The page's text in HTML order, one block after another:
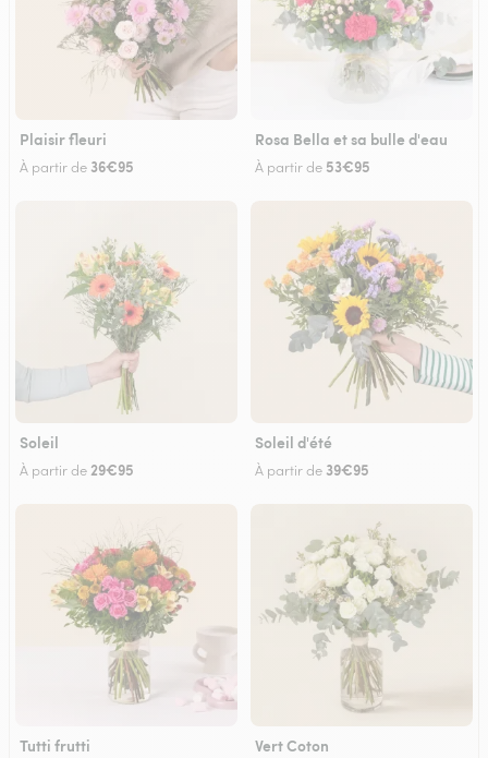
Plaisir fleuri
À partir de 36€95
Rosa Bella et sa bulle d'eau
À partir de 53€95
Soleil
À partir de 29€95
Soleil d'été
À partir de 39€95
Tutti frutti Vert Coton